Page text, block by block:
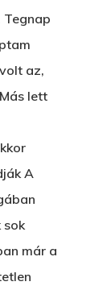
Tegnap
az,
lett
A
sok
már a